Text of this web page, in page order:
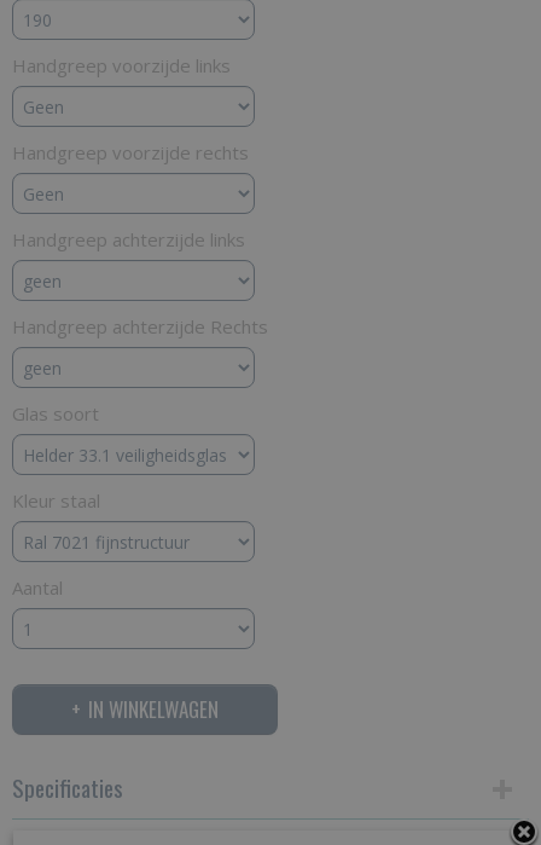
Handgreep voorzijde links
Handgreep voorzijde rechts
Handgreep achterzijde links
Handgreep achterzijde Rechts
Glas soort
Kleur staal
Aantal
IN WINKELWAGEN
Specificaties